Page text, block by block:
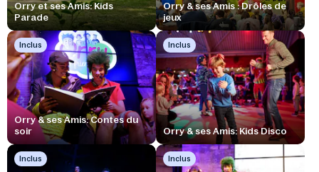
Orry et ses Amis: Kids
Parade
Orry & ses Amis : Drôles de
jeux
Inclus
Orry & ses Amis: Contes du
soir
Inclus
Orry & ses Amis: Kids Disco
Inclus Inclus